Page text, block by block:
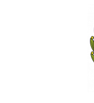
(CGE), junto a la
Oftalmológica
Madrid, han